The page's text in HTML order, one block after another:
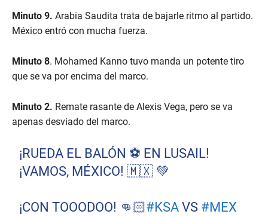
Minuto 9. Arabia Saudita trata de bajarle ritmo al partido.
México entró con mucha fuerza.
Minuto 8. Mohamed Kanno tuvo manda un potente tiro
que se va por encima del marco.
Minuto 2. Remate rasante de Alexis Vega, pero se va
apenas desviado del marco.
¡RUEDA EL BALÓN ⚽️ EN LUSAIL!
¡VAMOS, MÉXICO! 🇲🇽 💚
¡CON TOOODOO! 👊🏻#KSA VS #MEX